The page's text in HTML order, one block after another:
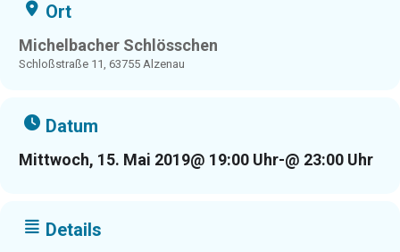
Ort
Michelbacher Schlösschen
Schloßstraße 11, 63755 Alzenau
Datum
Mittwoch, 15. Mai 2019@ 19:00 Uhr-@ 23:00 Uhr
Details